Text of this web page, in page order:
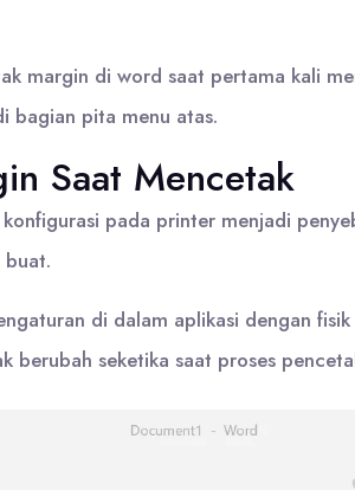
margin di word saat pertama kali
bagian pita menu atas.
Saat Mencetak
pada printer menjadi
di dalam aplikasi dengan
seketika saat proses